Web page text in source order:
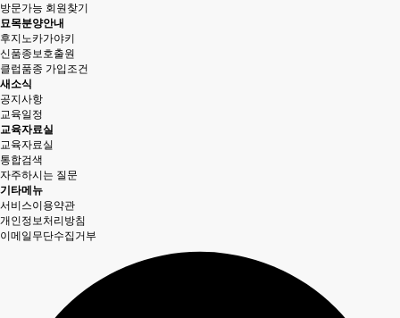
방문가능 회원찾기
묘목분양안내
후지노카가야키
신품종보호출원
클럽품종 가입조건
새소식
공지사항
교육일정
교육자료실
교육자료실
통합검색
자주하시는 질문
기타메뉴
서비스이용약관
개인정보처리방침
이메일무단수집거부